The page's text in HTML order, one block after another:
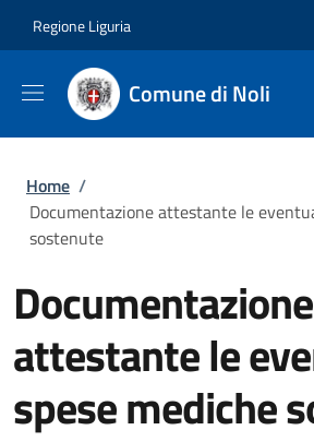
Regione Liguria
Comune di Noli
Briciole di pane
Home /
Documentazione attestante le
sostenute
Documentazione
attestante le
spese mediche